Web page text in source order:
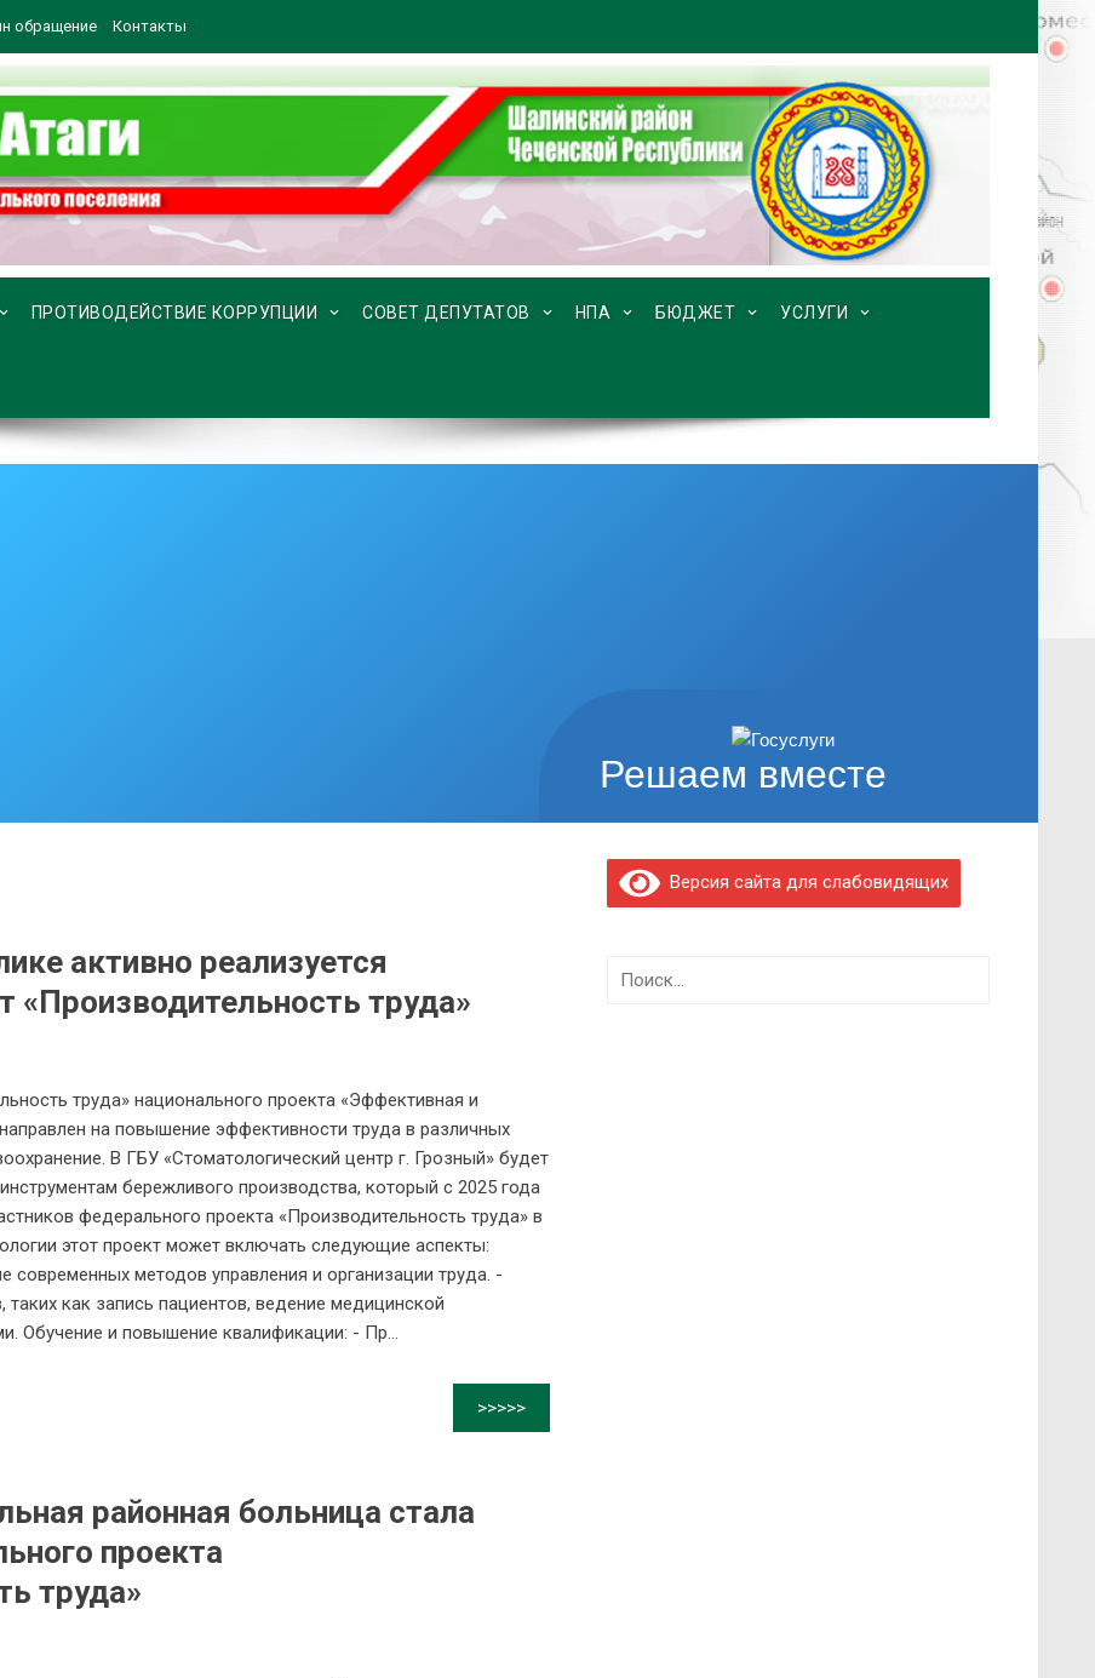
обращение Контакты
ПРОТИВОДЕЙСТВИЕ КОРРУПЦИИ СОВЕТ ДЕПУТАТОВ НПА БЮДЖЕТ УСЛУГИ
Решаем вместе
активно реализуется
«Производительность труда»
труда» национального проекта «Эффективная и
на повышение эффективности труда в различных
В ГБУ «Стоматологический центр г. Грозный» будет
бережливого производства, который с 2025 года
федерального проекта «Производительность труда» в
этот проект может включать следующие аспекты:
современных методов управления и организации труда. -
как запись пациентов, ведение медицинской
Обучение и повышение квалификации: - Пр...
>>>>>
районная больница стала
проекта
труда»
Версия сайта для слабовидящих
Найти: